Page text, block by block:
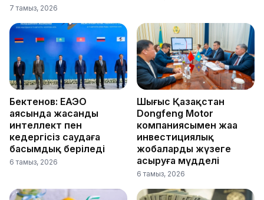
7 тамыз, 2026
Бектенов: ЕАЭО
аясында жасанды
интеллект пен
кедергісіз саудаға
басымдық беріледі
6 тамыз, 2026
Шығыс Қазақстан
Dongfeng Motor
компаниясымен жаңа
инвестициялық
жобаларды жүзеге
асыруға мүдделі
6 тамыз, 2026